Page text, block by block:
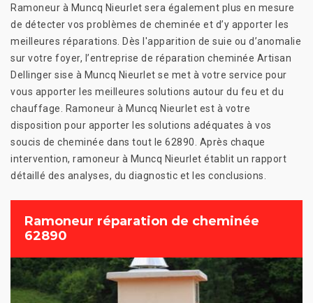
Ramoneur à Muncq Nieurlet sera également plus en mesure
de détecter vos problèmes de cheminée et d’y apporter les
meilleures réparations. Dès l'apparition de suie ou d’anomalie
sur votre foyer, l’entreprise de réparation cheminée Artisan
Dellinger sise à Muncq Nieurlet se met à votre service pour
vous apporter les meilleures solutions autour du feu et du
chauffage. Ramoneur à Muncq Nieurlet est à votre
disposition pour apporter les solutions adéquates à vos
soucis de cheminée dans tout le 62890. Après chaque
intervention, ramoneur à Muncq Nieurlet établit un rapport
détaillé des analyses, du diagnostic et les conclusions.
Ramoneur réparation de cheminée
62890